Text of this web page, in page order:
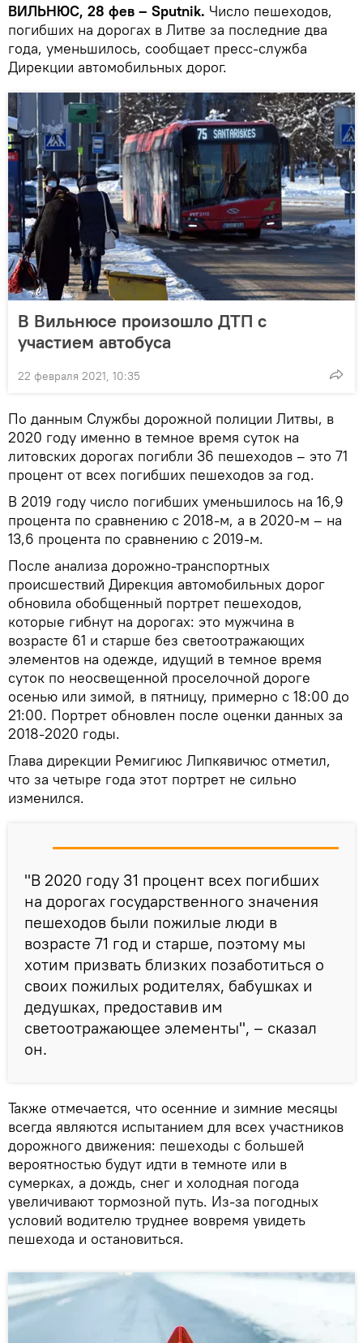
ВИЛЬНЮС, 28 фев – Sputnik. Число пешеходов,
погибших на дорогах в Литве за последние два
года, уменьшилось, сообщает пресс-служба
Дирекции автомобильных дорог.
В Вильнюсе произошло ДТП с
участием автобуса
22 февраля 2021, 10:35
По данным Службы дорожной полиции Литвы, в
2020 году именно в темное время суток на
литовских дорогах погибли 36 пешеходов – это 71
процент от всех погибших пешеходов за год.
В 2019 году число погибших уменьшилось на 16,9
процента по сравнению с 2018-м, а в 2020-м – на
13,6 процента по сравнению с 2019-м.
После анализа дорожно-транспортных
происшествий Дирекция автомобильных дорог
обновила обобщенный портрет пешеходов,
которые гибнут на дорогах: это мужчина в
возрасте 61 и старше без светоотражающих
элементов на одежде, идущий в темное время
суток по неосвещенной проселочной дороге
осенью или зимой, в пятницу, примерно с 18:00 до
21:00. Портрет обновлен после оценки данных за
2018-2020 годы.
Глава дирекции Ремигиюс Липкявичюс отметил,
что за четыре года этот портрет не сильно
изменился.
"В 2020 году 31 процент всех погибших
на дорогах государственного значения
пешеходов были пожилые люди в
возрасте 71 год и старше, поэтому мы
хотим призвать близких позаботиться о
своих пожилых родителях, бабушках и
дедушках, предоставив им
светоотражающее элементы", – сказал
он.
Также отмечается, что осенние и зимние месяцы
всегда являются испытанием для всех участников
дорожного движения: пешеходы с большей
вероятностью будут идти в темноте или в
сумерках, а дождь, снег и холодная погода
увеличивают тормозной путь. Из-за погодных
условий водителю труднее вовремя увидеть
пешехода и остановиться.